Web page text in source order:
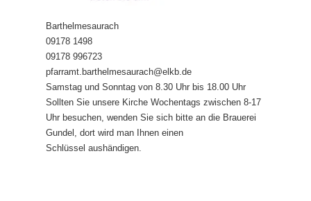
Barthelmesaurach
09178 1498
09178 996723
pfarramt.barthelmesaurach@elkb.de
Samstag und Sonntag von 8.30 Uhr bis 18.00 Uhr
Sollten Sie unsere Kirche Wochentags zwischen 8-17
Uhr besuchen, wenden Sie sich bitte an die Brauerei
Gundel, dort wird man Ihnen einen
Schlüssel aushändigen.